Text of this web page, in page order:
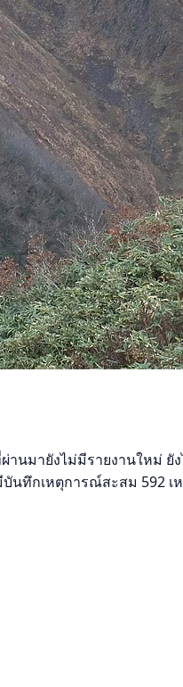
นมายังไม่มีรายงานใหม่
บันทึกเหตุการณ์สะสม 592